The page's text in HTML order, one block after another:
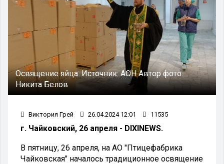
Освящение яйца.Источник:АОНАвтор фото:
Никита Белов
Виктория Грей 26.04.2024 12:01 11535
г. Чайковский, 26 апреля - DIXINEWS.
В пятницу, 26 апреля, на АО "Птицефабрика
Чайковская" началось традиционное освящение